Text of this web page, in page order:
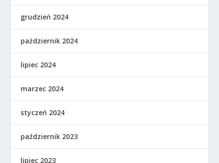
grudzień 2024
październik 2024
lipiec 2024
marzec 2024
styczeń 2024
październik 2023
lipiec 2023